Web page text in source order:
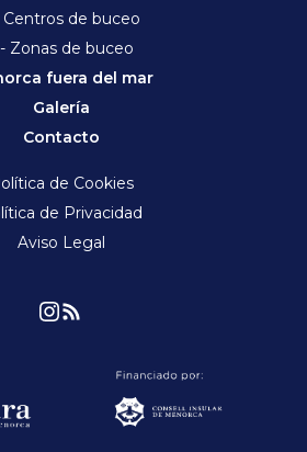
Centros de buceo
- Zonas de buceo
fuera del mar
Galería
Contacto
de Cookies
de Privacidad
Aviso Legal